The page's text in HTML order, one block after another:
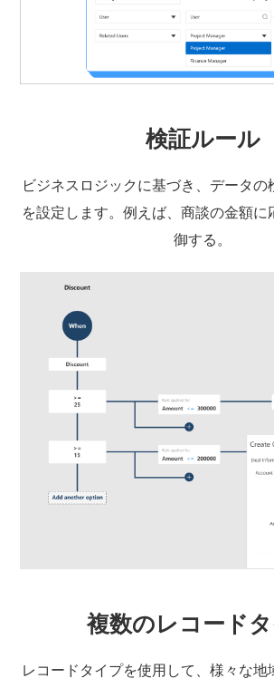
検証ルール
ビジネスロジックに基づき、データの
を設定します。例えば、商談の金額に
御する。
複数のレコード
レコードタイプを使用して、様々な地